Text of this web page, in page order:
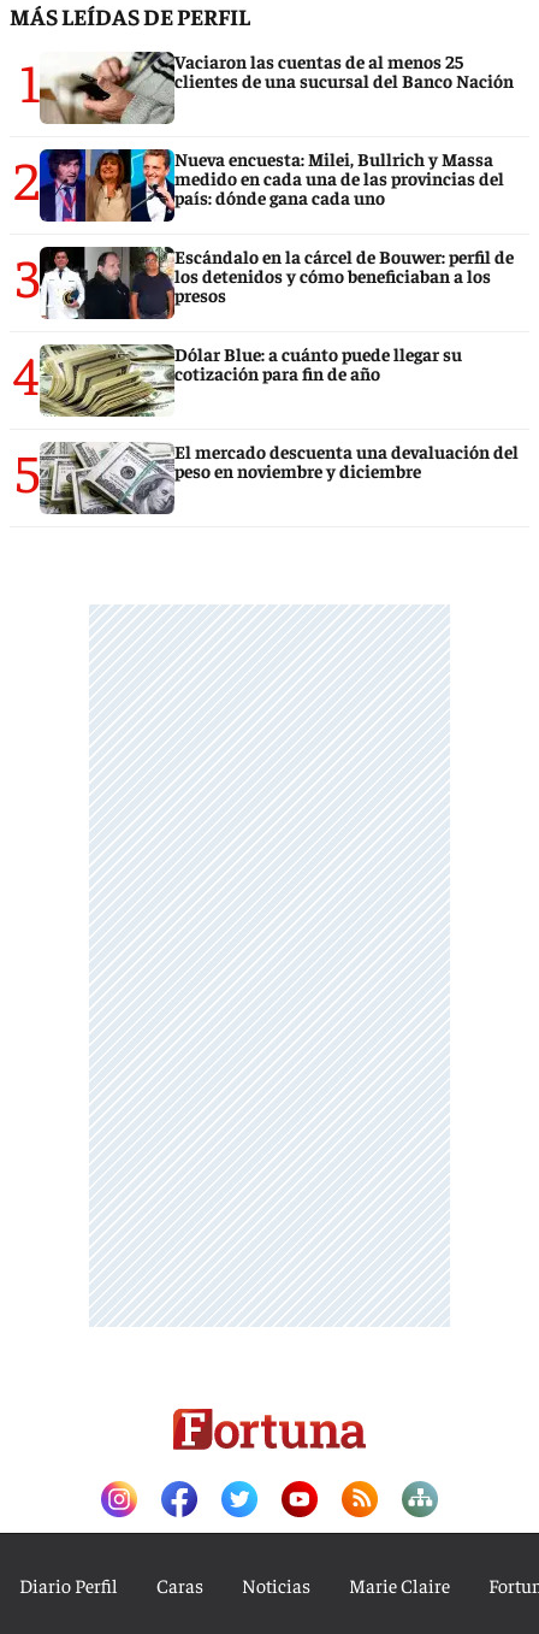
MÁS LEÍDAS DE PERFIL
1
Vaciaron las cuentas de al menos 25
clientes de una sucursal del Banco Nación
2
Nueva encuesta: Milei, Bullrich y Massa
medido en cada una de las provincias del
país: dónde gana cada uno
3
Escándalo en la cárcel de Bouwer: perfil de
los detenidos y cómo beneficiaban a los
presos
4
Dólar Blue: a cuánto puede llegar su
cotización para fin de año
5
El mercado descuenta una devaluación del
peso en noviembre y diciembre
Diario Perfil Caras Noticias Marie Claire